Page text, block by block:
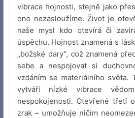
vibrace hojnosti, stejně jako
ono nezasloužíme. Život je
naše mysl kdo otevírá či
úspěchu. Hojnost znamená s
„božské dary“, což znamená
sebe a nespojovat si
vzdáním se materiálního světa.
vytváří nízké vibrace
nespokojenosti. Otevřené třetí
zrak – umožňuje ničím